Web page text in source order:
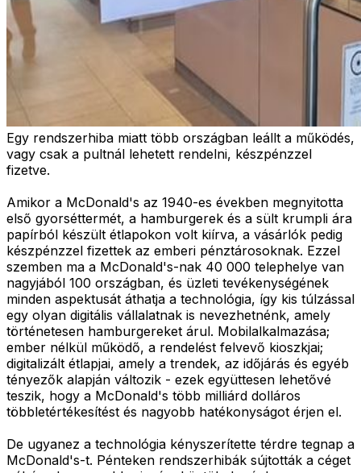
Egy rendszerhiba miatt több országban leállt a működés,
vagy csak a pultnál lehetett rendelni, készpénzzel
fizetve.
Amikor a McDonald's az 1940-es években megnyitotta
első gyorséttermét, a hamburgerek és a sült krumpli ára
papírból készült étlapokon volt kiírva, a vásárlók pedig
készpénzzel fizettek az emberi pénztárosoknak. Ezzel
szemben ma a McDonald's-nak 40 000 telephelye van
nagyjából 100 országban, és üzleti tevékenységének
minden aspektusát áthatja a technológia, így kis túlzással
egy olyan digitális vállalatnak is nevezhetnénk, amely
történetesen hamburgereket árul. Mobilalkalmazása;
ember nélkül működő, a rendelést felvevő kioszkjai;
digitalizált étlapjai, amely a trendek, az időjárás és egyéb
tényezők alapján változik - ezek együttesen lehetővé
teszik, hogy a McDonald's több milliárd dolláros
többletértékesítést és nagyobb hatékonyságot érjen el.
De ugyanez a technológia kényszerítette térdre tegnap a
McDonald's-t. Pénteken rendszerhibák sújtották a céget